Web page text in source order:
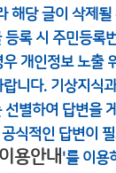
해당 글이 삭제될
등록 시 주민등록
개인정보 노출
랍니다. 기상지식
선별하여 답변을
식적인 답변이
용안내 '를 이용